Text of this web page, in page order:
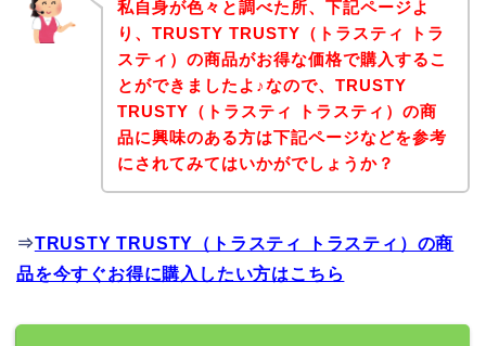
私自身が色々と調べた所、下記ページよ
り、TRUSTY TRUSTY（トラスティ トラ
スティ）の商品がお得な価格で購入するこ
とができましたよ♪なので、TRUSTY
TRUSTY（トラスティ トラスティ）の商
品に興味のある方は下記ページなどを参考
にされてみてはいかがでしょうか？
⇒TRUSTY TRUSTY（トラスティ トラスティ）の商
品を今すぐお得に購入したい方はこちら